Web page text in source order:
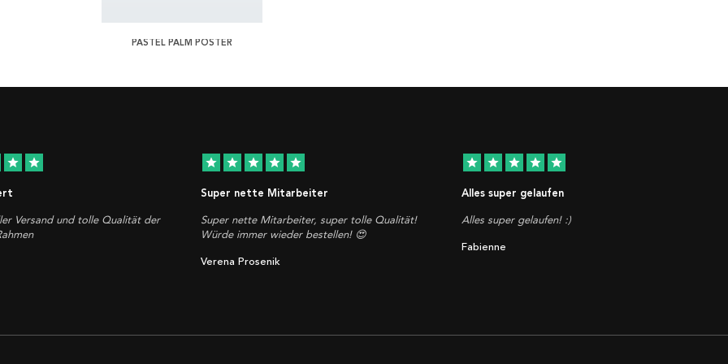
PASTEL PALM POSTER
star star
Versand und tolle Qualität der
star star star star star
Super nette Mitarbeiter
Super nette Mitarbeiter, super tolle Qualität!
Würde immer wieder bestellen! 😍
Verena Prosenik
star star star star star
Alles super gelaufen
Alles super gelaufen! :)
Fabienne